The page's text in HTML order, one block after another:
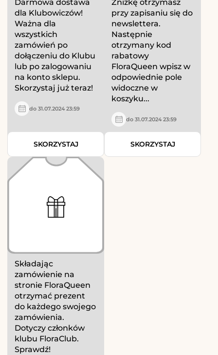
Darmowa dostawa
dla Klubowiczów!
Ważna dla
wszystkich
zamówień po
dołączeniu do Klubu
lub po zalogowaniu
na konto sklepu.
Skorzystaj już teraz!
do 31.07.2024 23:59
SKORZYSTAJ
Zniżkę otrzymasz
przy zapisaniu się do
newslettera.
Następnie
otrzymany kod
rabatowy
FloraQueen wpisz w
odpowiednie pole
widoczne w
koszyku...
do 31.07.2024 23:59
SKORZYSTAJ
Składając
zamówienie na
stronie FloraQueen
otrzymać prezent
do każdego swojego
zamówienia.
Dotyczy członków
klubu FloraClub.
Sprawdź!